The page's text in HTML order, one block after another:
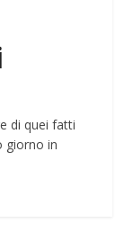
di quei fatti
giorno in